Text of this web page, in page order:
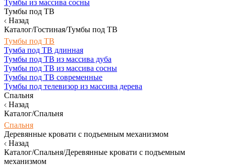
Тумбы из массива сосны
Тумбы под ТВ
Назад
Каталог/Гостиная/Тумбы под ТВ
Тумбы под ТВ
Тумба под ТВ длинная
Тумбы под ТВ из массива дуба
Тумбы под ТВ из массива сосны
Тумбы под ТВ современные
Тумбы под телевизор из массива дерева
Спальня
Назад
Каталог/Спальня
Спальня
Деревянные кровати с подъемным механизмом
Назад
Каталог/Спальня/Деревянные кровати с подъемным
механизмом